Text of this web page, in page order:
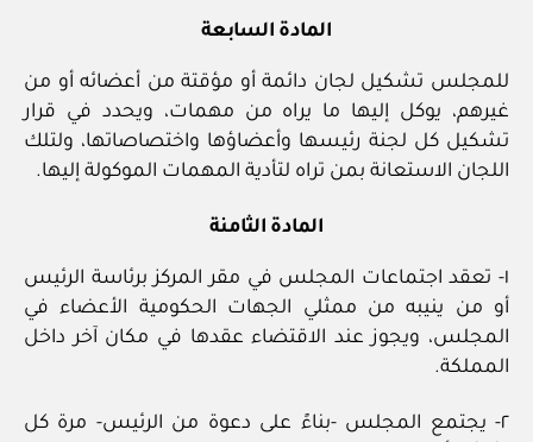
المادة السابعة
للمجلس تشكيل لجان دائمة أو مؤقتة من أعضائه أو من
غيرهم، يوكل إليها ما يراه من مهمات، ويحدد في قرار
تشكيل كل لجنة رئيسها وأعضاؤها واختصاصاتها، ولتلك
اللجان الاستعانة بمن تراه لتأدية المهمات الموكولة إليها.
المادة الثامنة
١- تعقد اجتماعات المجلس في مقر المركز برئاسة الرئيس
أو من ينيبه من ممثلي الجهات الحكومية الأعضاء في
المجلس، ويجوز عند الاقتضاء عقدها في مكان آخر داخل
المملكة.
٢- يجتمع المجلس -بناءً على دعوة من الرئيس- مرة كل